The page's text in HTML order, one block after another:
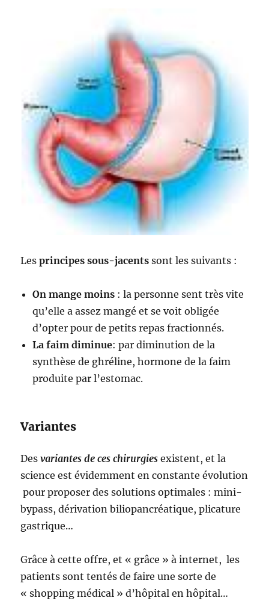
Lesprincipes sous-jacents sont les suivants :
On mange moins : la personne sent très vite
qu’elle a assez mangé et se voit obligée
d’opter pour de petits repas fractionnés.
La faim diminue: par diminution de la
synthèse de ghréline, hormone de la faim
produite par l’estomac.
Variantes
Desvariantes de ces chirurgies existent, et la
science est évidemment en constante évolution
pour proposer des solutions optimales : mini-
bypass, dérivation biliopancréatique, plicature
gastrique…
Grâce à cette offre, et « grâce » à internet, les
patients sont tentés de faire une sorte de
« shopping médical » d’hôpital en hôpital…